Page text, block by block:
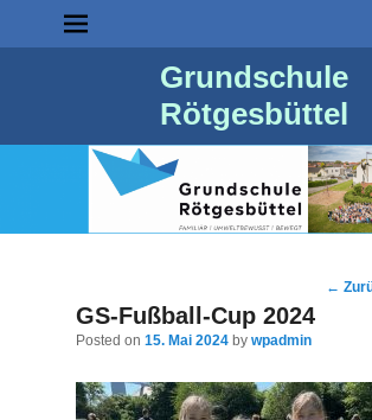
Grundschule
Rötgesbüttel
Post
←
GS-Fußball-Cup 2024
Posted on 15. Mai 2024 by wpadmin